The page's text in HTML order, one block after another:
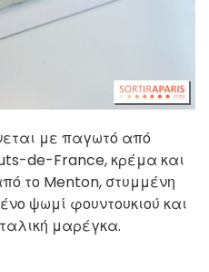
με παγωτό από
de-France, κρέμα και
το Menton, στυμμένη
ψωμί φουντουκιού και
μαρέγκα.